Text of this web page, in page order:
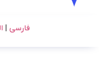
فارسی